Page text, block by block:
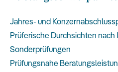
Jahres- und
Prüferische Durchsichten nach
Sonderprüfungen
Prüfungsnahe